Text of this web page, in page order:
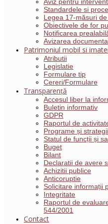
Standardele si
Legea 17-măsuri
Obiectivele de for
Notificarea
Avizarea
Patrimoniul mobil si
Atributii
Legislatie
Formulare tip
Cereri/Formulare
Transparență
Accesul liber la
Buletin informativ
GDPR
Raportul de
Programe și strategii
Statul de funcții și
Buget
Bilant
Declaratii de avere
Achizitii publice
Anticoruptie
Solicitare informații
Integritate
Raportul de
544/2001
Contact